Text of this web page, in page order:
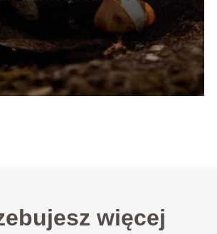
termin!
więcej